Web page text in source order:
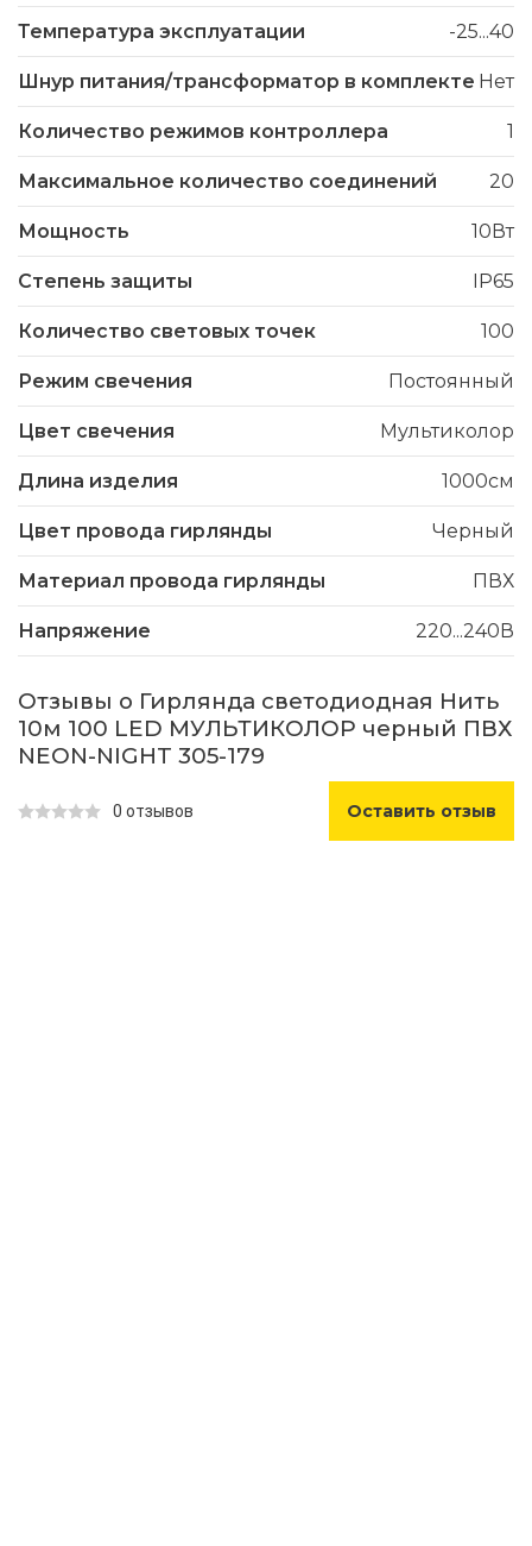
Температура эксплуатации -25...40
Шнур питания/трансформатор в комплекте Нет
Количество режимов контроллера 1
Максимальное количество соединений 20
Мощность 10Вт
Степень защиты IP65
Количество световых точек 100
Режим свечения Постоянный
Цвет свечения Мультиколор
Длина изделия 1000см
Цвет провода гирлянды Черный
Материал провода гирлянды ПВХ
Напряжение 220...240В
Отзывы о Гирлянда светодиодная Нить
10м 100 LED МУЛЬТИКОЛОР черный ПВХ
NEON-NIGHT 305-179
0 отзывов Оставить отзыв